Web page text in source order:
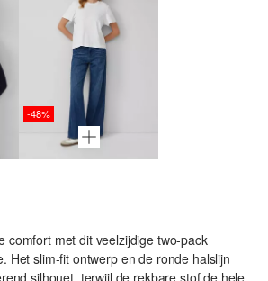
-48%
comfort met dit veelzijdige two-pack
Het slim-fit ontwerp en de ronde halslijn
silhouet, terwijl de rekbare stof de hele